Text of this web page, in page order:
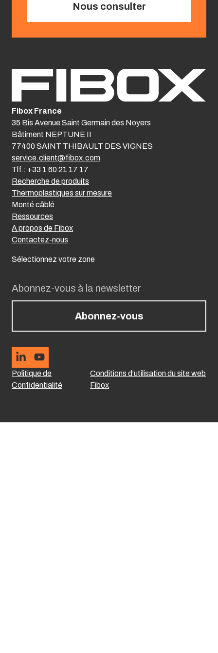
Nous consulter
Abonnez-vous à la newsletter
Abonnez-vous
Politique de
Confidentialité
Conditions d’utilisation du site web
Fibox
Recherche de produits
Thermoplastiques sur mesure
Monté câblé
Ressources
A propos de Fibox
Contactez-nous
Sélectionnez votre zone
Fibox France
35 Bis Avenue Saint Germain des Noyers
Bâtiment NEPTUNE II
77400 SAINT THIBAULT DES VIGNES
service.client@fibox.com
Tlf.: +33 1 60 21 17 17